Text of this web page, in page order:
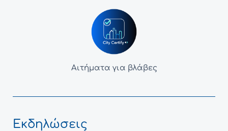
Αιτήματα για βλάβες
Εκδηλώσεις